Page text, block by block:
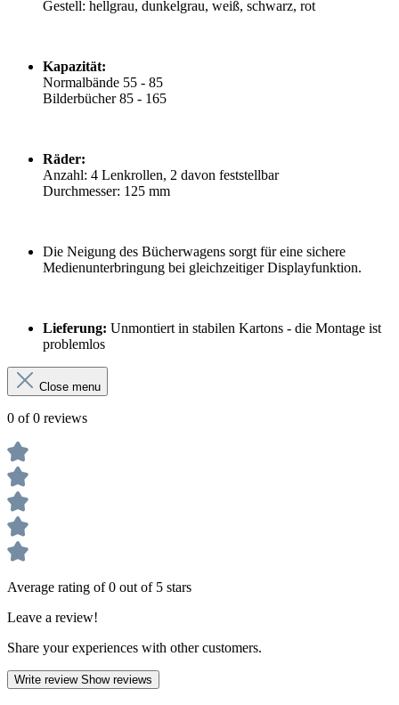
Gestell: hellgrau, dunkelgrau, weiß, schwarz, rot
Kapazität:
Normalbände 55 - 85
Bilderbücher 85 - 165
Räder:
Anzahl: 4 Lenkrollen, 2 davon feststellbar
Durchmesser: 125 mm
Die Neigung des Bücherwagens sorgt für eine sichere
Medienunterbringung bei gleichzeitiger Displayfunktion.
Lieferung: Unmontiert in stabilen Kartons - die Montage ist
problemlos
Close menu
0 of 0 reviews
Average rating of 0 out of 5 stars
Leave a review!
Share your experiences with other customers.
Write review Show reviews